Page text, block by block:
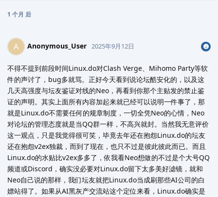
1 个月 后
A Anonymous_User 2025年9月12日
不得不提到前段时间Linux.do对Clash Verge、Mihomo Party等软
件的声讨了，bug多就骂。正好今天看到说论坛酷安化的，以及这
几天高强度与坛友鉴证对线的Neo，再看到你那个主贴发的禁止鉴
证的声明。其实上面所有内容加起来就已经可以说明一件事了，那
就是Linux.do不需要任何的规章制度，一切全凭Neo的心情，Neo
对论坛的管理态度就是当QQ群一样，不高兴就封。当然我无意评价
这一观点，只是我觉得很可笑，毕竟去年还在抱怨Linux.do的坛友
还在抱怨v2ex独裁，而到了现在，也只不过是彼此彼此而已。而且
Linux.do的水贴比v2ex多多了，依我看Neo想做的不过是个大号QQ
频道或Discord，确实没必要对Linux.do留下太多美好滤镜，就和
Neo自己说的那样，我们坛友就把Linux.do当成刷那些AI公司的白
嫖站得了。如果从AI黑灰产交流站这个定位来看，Linux.do确实是